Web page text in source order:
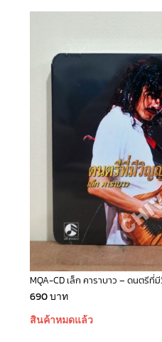
MQA-CD เล็ก คาราบาว – ดนต
690บาท
สินค้าหมดแล้ว